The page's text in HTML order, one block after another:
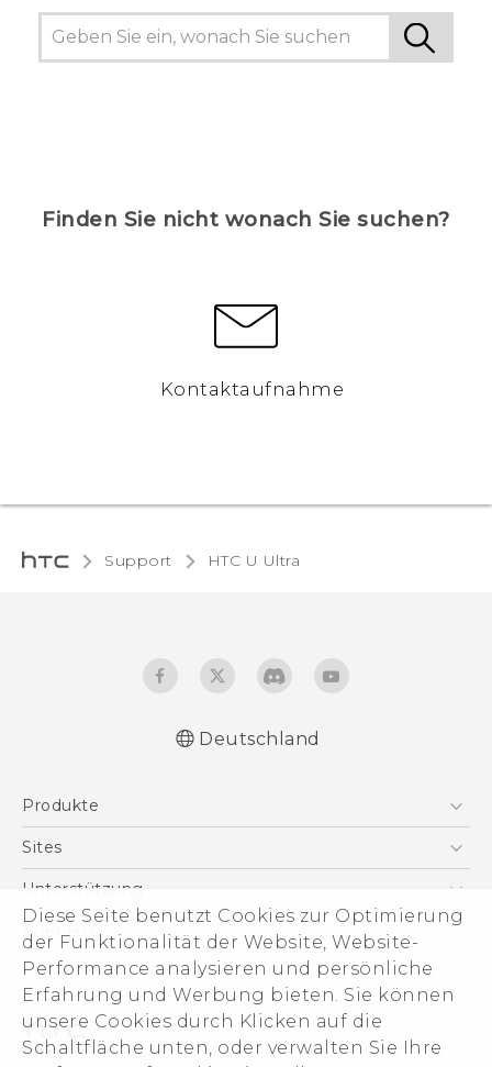
Diese Seite benutzt Cookies zur Optimierung
der Funktionalität der Website, Website-
Performance analysieren und persönliche
Erfahrung und Werbung bieten. Sie können
unsere Cookies durch Klicken auf die
Schaltfläche unten, oder verwalten Sie Ihre
Finden Sie nicht wonach Sie suchen?
Kontaktaufnahme
Support HTC U Ultra‎
behördliche Bestimmungen
English - Quick start guide
English - User manual
English - Safety and regulatory guide
Deutschland
Produkte
Smartphones
VIVE
Zubehör
Sites
HTC Dev
HTC Vive
Unterstützung
Unterstützung
eCommerce Support
Über HTC
ESG
Impressum
Investor